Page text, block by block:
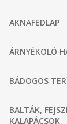
AKNAFEDLAP
ÁRNYÉKOLÓ
BÁDOGOS
BALTÁK,
KALAPÁCSOK